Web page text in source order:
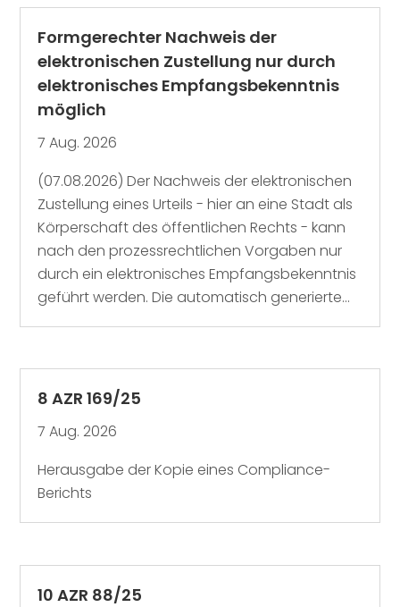
Formgerechter Nachweis der
elektronischen Zustellung nur durch
elektronisches Empfangsbekenntnis
möglich
7 Aug. 2026
(07.08.2026) Der Nachweis der elektronischen
Zustellung eines Urteils - hier an eine Stadt als
Körperschaft des öffentlichen Rechts - kann
nach den prozessrechtlichen Vorgaben nur
durch ein elektronisches Empfangsbekenntnis
geführt werden. Die automatisch generierte...
8 AZR 169/25
7 Aug. 2026
Herausgabe der Kopie eines Compliance-
Berichts
10 AZR 88/25